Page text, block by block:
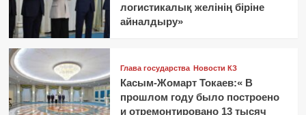
логистикалық желінің біріне
айналдыру»
Глава государства Новости КЗ
Касым-Жомарт Токаев:« В
прошлом году было построено
и отремонтировано 13 тысяч